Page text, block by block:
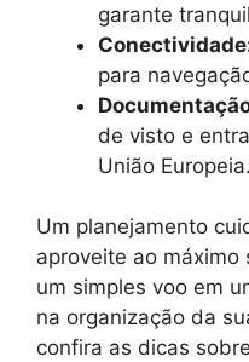
garante
para
de visto e
União Europeia.
Um planejamento
aproveite ao
um simples voo em
na organização da
confira as dicas sobre